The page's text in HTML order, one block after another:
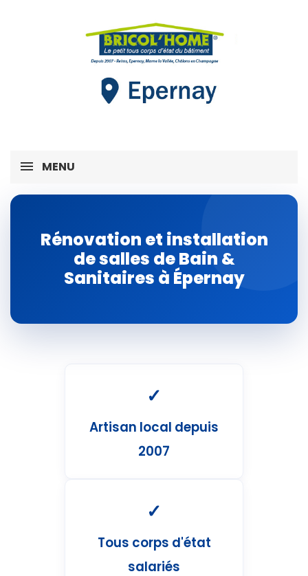
MENU
Rénovation et installation
de salles de Bain &
Sanitaires à Épernay
✓
Artisan local depuis
2007
✓
Tous corps d'état
salariés